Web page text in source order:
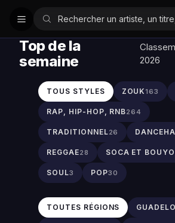
Top de la
semaine
2026
TOUS STYLES ZOUK163
RAP, HIP-HOP, RNB264
TRADITIONNEL26
REGGAE28 SOCA ET
SOUL3 POP30
TOUTES RÉGIONS